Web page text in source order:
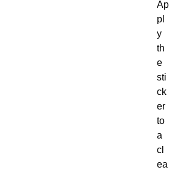
Ap
pl
y
th
e
sti
ck
er
to
a
cl
ea